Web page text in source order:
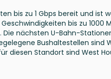
bis zu 1 Gbps bereit und ist
bis zu 1000
nächsten U-Bahn-
Bushaltestellen sind
diesen Standort sind West